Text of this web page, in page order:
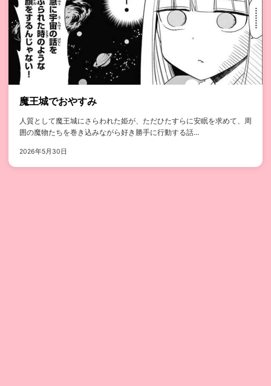
魔王城でおやすみ
人質として魔王城にさらわれた姫が、ただひたすらに安眠を求めて、周
囲の魔物たちを巻き込みながら好き勝手に行動する話...
2026年5月30日